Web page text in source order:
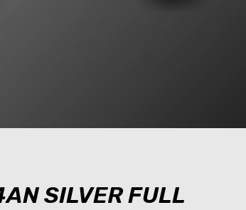
SILVER FULL